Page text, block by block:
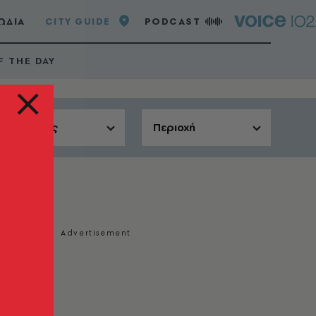
CITY GUIDE PODCAST
THE DAY
Αίθουσες Περιοχή